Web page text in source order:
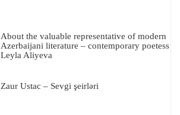
About the valuable representative of modern
Azerbaijani literature – contemporary poetess
Leyla Aliyeva
Zaur Ustac – Sevgi şeirləri